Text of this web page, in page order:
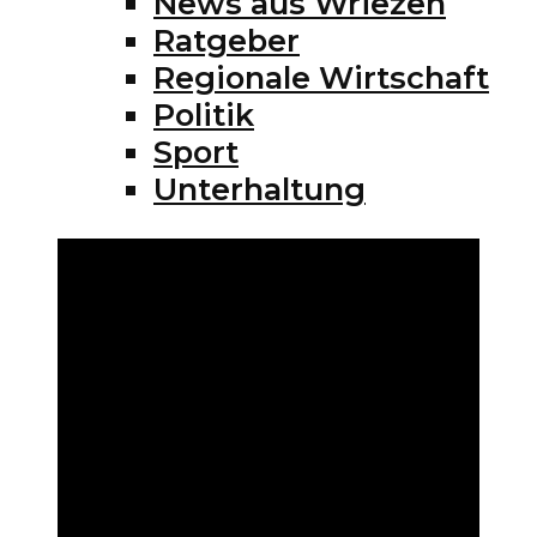
Ratgeber
Regionale Wirtschaft
Politik
Sport
Unterhaltung